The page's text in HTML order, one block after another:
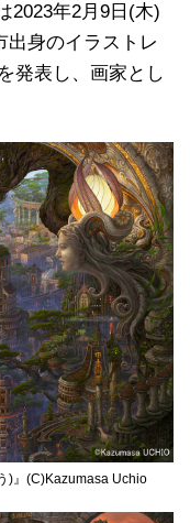
2023年2月9日(木)
出身のイラストレ
発表し、画家とし
)』(C)Kazumasa Uchio